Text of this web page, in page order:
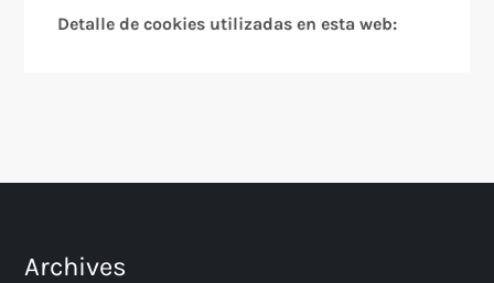
Detalle de cookies utilizadas en esta web:
Archives